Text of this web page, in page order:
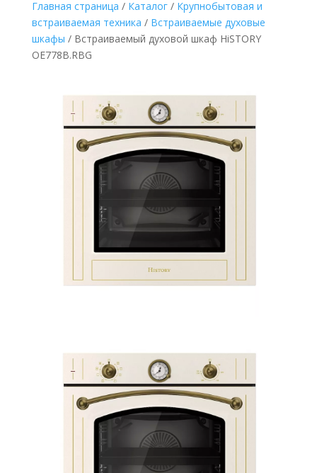
Главная страница / Каталог / Крупнобытовая и
встраиваемая техника / Встраиваемые духовые
шкафы / Встраиваемый духовой шкаф HiSTORY
OE778B.RBG